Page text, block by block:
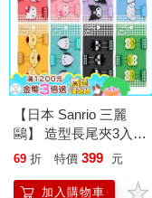
【日本 Sanrio 三麗
鷗】 造型長尾夾3入組
(8款可選) 凱蒂貓 Hello
企鵝
69 折 特價 399 元
加入購物車